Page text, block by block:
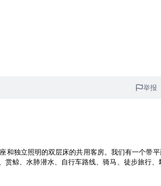
举报
独立照明的双层床的共用客房。我们有一个带
鲸、水肺潜水、自行车路线、骑马、徒步旅行、